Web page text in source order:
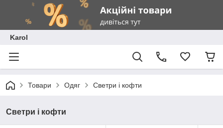
Karol
Товари Одяг Светри і кофти
Светри і кофти